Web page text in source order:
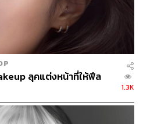
obsessed with ( Obviously Not c
but that was what I saw in fas
up, you always see him featu
and I can relate to it growing u
is deeply rooted in our cultur
arrived ( was even told b
I shouldn’t pursue a career in
ลุคแต่งหน้าที่ให้ฟีล
1.3K